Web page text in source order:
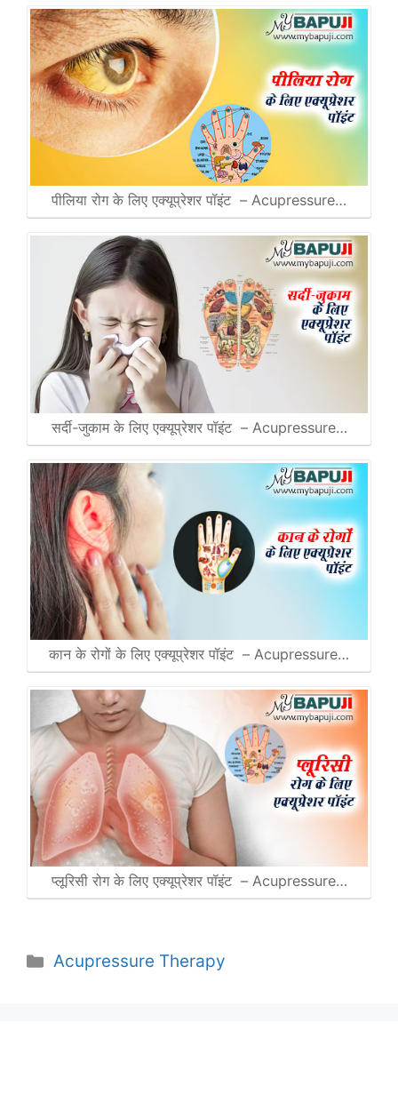
पीलिया रोग के लिए एक्यूप्रेशर पॉइंट – Acupressure…
सर्दी-जुकाम के लिए एक्यूप्रेशर पॉइंट – Acupressure…
कान के रोगों के लिए एक्यूप्रेशर पॉइंट – Acupressure…
प्लूरिसी रोग के लिए एक्यूप्रेशर पॉइंट – Acupressure…
Categories
Acupressure Therapy